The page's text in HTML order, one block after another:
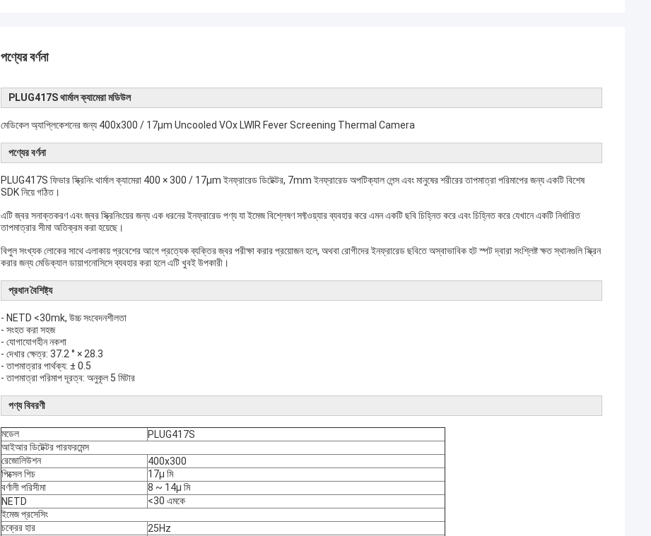
পণ্যের বর্ণনা
PLUG417S থার্মাল ক্যামেরা মডিউল
মেডিকেল অ্যাপ্লিকেশনের জন্য 400x300 / 17μm Uncooled VOx LWIR Fever Screening Thermal Camera
পণ্যের বর্ণনা
PLUG417S ফিভার স্ক্রিনিং থার্মাল ক্যামেরা 400 × 300 / 17μm ইনফ্রারেড ডিটেক্টর, 7mm ইনফ্রারেড অপটিক্যাল লেন্স এবং মানুষের শরীরের তাপমাত্রা পরিমাপের জন্য একটি বিশেষ
SDK নিয়ে গঠিত।
এটি জ্বর সনাক্তকরণ এবং জ্বর স্ক্রিনিংয়ের জন্য এক ধরনের ইনফ্রারেড পণ্য যা ইমেজ বিশ্লেষণ সফ্টওয়্যার ব্যবহার করে এমন একটি ছবি চিহ্নিত করে এবং চিহ্নিত করে যেখানে একটি নির্ধারিত
তাপমাত্রার সীমা অতিক্রম করা হয়েছে।
বিপুল সংখ্যক লোকের সাথে এলাকায় প্রবেশের আগে প্রত্যেক ব্যক্তির জ্বর পরীক্ষা করার প্রয়োজন হলে, অথবা রোগীদের ইনফ্রারেড ছবিতে অস্বাভাবিক হট স্পট দ্বারা সংশ্লিষ্ট ক্ষত স্থানগুলি স্ক্রিন
করার জন্য মেডিক্যাল ডায়াগনোসিসে ব্যবহার করা হলে এটি খুবই উপকারী।
প্রধান বৈশিষ্ট্য
- NETD <30mk, উচ্চ সংবেদনশীলতা
- সংহত করা সহজ
- যোগাযোগহীন নকশা
- দেখার ক্ষেত্র: 37.2 ° × 28.3
- তাপমাত্রার পার্থক্য: ± 0.5
- তাপমাত্রা পরিমাপ দূরত্ব: অনুকূল 5 মিটার
পণ্য বিবরণী
মডেল
PLUG417S
আইআর ডিটেক্টর পারফরমেন্স
রেজোলিউশন
400x300
পিক্সেল পিচ
17μ মি
বর্ণালী পরিসীমা
8 ~ 14μ মি
NETD
<30 এমকে
ইমেজ প্রসেসিং
চক্রের হার
25Hz